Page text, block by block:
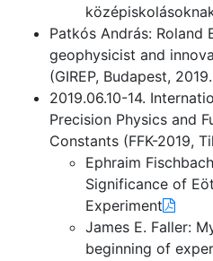
Patkós András: Roland
geophysicist and
(GIREP, Budapest,
2019.06.10-14.
Precision Physics and
Constants (FFK-2019,
Ephraim
Significance of
Experiment
James E. Faller:
beginning of